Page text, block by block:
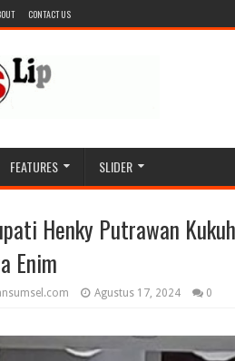
CONTACT US
FEATURES SLIDER
Henky Putrawan
Enim
Agustus 17, 2024 0